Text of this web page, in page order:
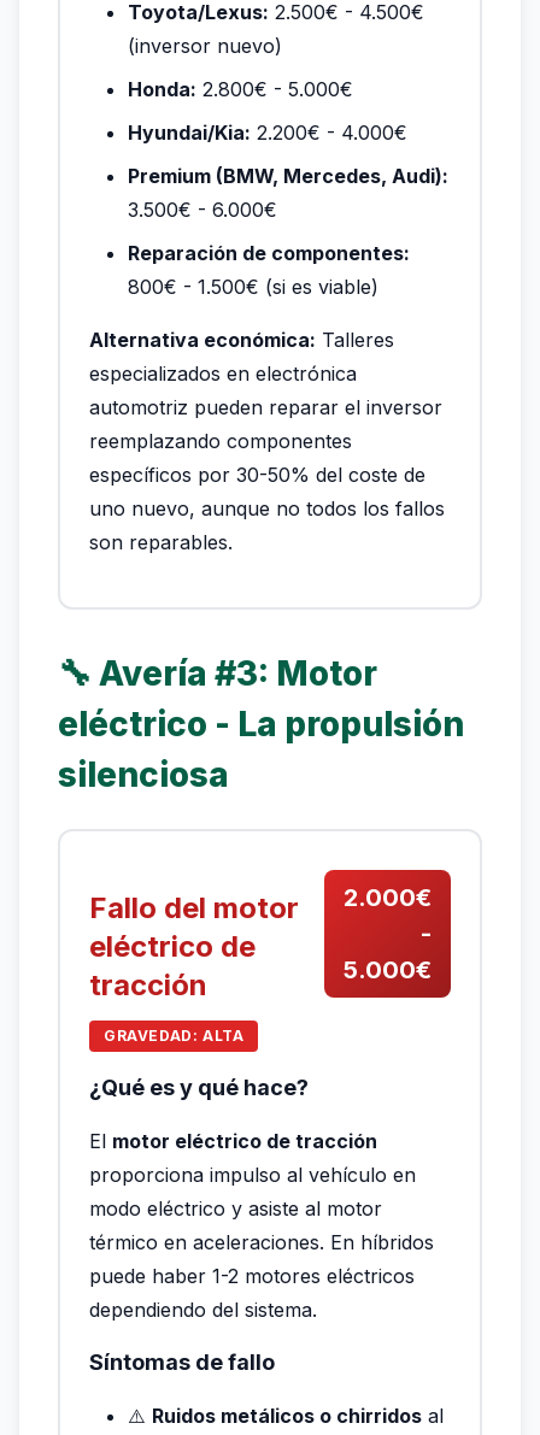
Toyota/Lexus: 2.500€ - 4.500€
(inversor nuevo)
Honda: 2.800€ - 5.000€
Hyundai/Kia: 2.200€ - 4.000€
Premium (BMW, Mercedes, Audi):
3.500€ - 6.000€
Reparación de componentes:
800€ - 1.500€ (si es viable)
Alternativa económica: Talleres
especializados en electrónica
automotriz pueden reparar el inversor
reemplazando componentes
específicos por 30-50% del coste de
uno nuevo, aunque no todos los fallos
son reparables.
🔧 Avería #3: Motor
eléctrico - La propulsión
silenciosa
Fallo del motor
eléctrico de
tracción
GRAVEDAD: ALTA
2.000€
-
5.000€
¿Qué es y qué hace?
El motor eléctrico de tracción
proporciona impulso al vehículo en
modo eléctrico y asiste al motor
térmico en aceleraciones. En híbridos
puede haber 1-2 motores eléctricos
dependiendo del sistema.
Síntomas de fallo
⚠️ Ruidos metálicos o chirridos al